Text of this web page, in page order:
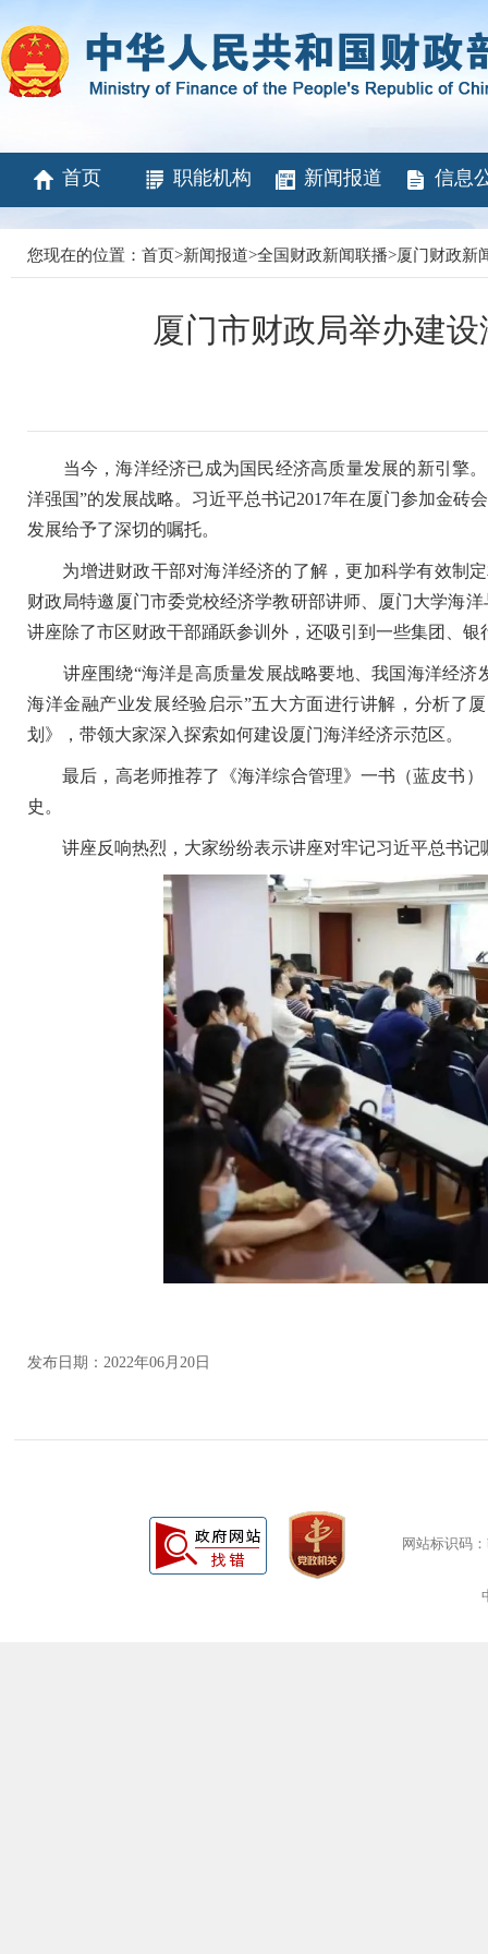
首页 职能机构 新闻报道 信息
您现在的位置： 首页>新闻报道>全国财政新闻联播>厦门财政新
厦门市财政局举办建
当今，海洋经济已成为国民经济高质量发展的新引擎。
洋强国”的发展战略。习近平总书记2017年在厦门参加金砖
发展给予了深切的嘱托。
为增进财政干部对海洋经济的了解，更加科学有效制定
财政局特邀厦门市委党校经济学教研部讲师、厦门大学海
讲座除了市区财政干部踊跃参训外，还吸引到一些集团、银
讲座围绕“海洋是高质量发展战略要地、我国海洋经济
海洋金融产业发展经验启示”五大方面进行讲解，分析了
划》，带领大家深入探索如何建设厦门海洋经济示范区。
最后，高老师推荐了《海洋综合管理》一书（蓝皮书）
史。
讲座反响热烈，大家纷纷表示讲座对牢记习近平总书记
发布日期：2022年06月20日
网站标识码